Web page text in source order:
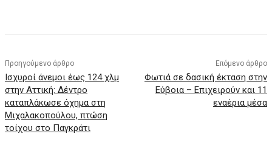
Προηγούμενο άρθρο
Ισχυροί άνεμοι έως 124 χλμ
στην Αττική: Δέντρο
καταπλάκωσε όχημα στη
Μιχαλακοπούλου, πτώση
τοίχου στο Παγκράτι
Επόμενο άρθρο
Φωτιά σε δασική έκταση στην
Εύβοια – Επιχειρούν και 11
εναέρια μέσα